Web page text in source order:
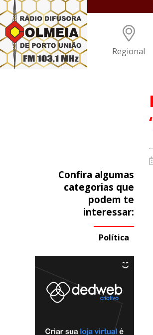
Regional
Confira algumas
categorias que
podem te
interessar:
Política